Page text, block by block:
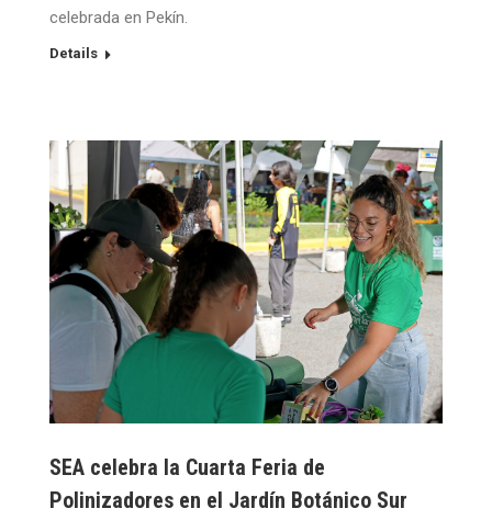
celebrada en Pekín.
Details
SEA celebra la Cuarta Feria de
Polinizadores en el Jardín Botánico Sur